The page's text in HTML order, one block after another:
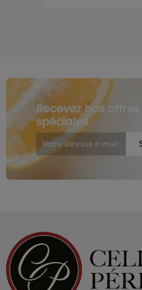
Recevez nos offres
spéciales